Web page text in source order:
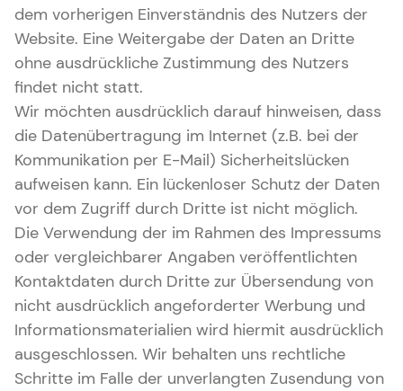
dem vorherigen Einverständnis des Nutzers der
Website. Eine Weitergabe der Daten an Dritte
ohne ausdrückliche Zustimmung des Nutzers
findet nicht statt.
Wir möchten ausdrücklich darauf hinweisen, dass
die Datenübertragung im Internet (z.B. bei der
Kommunikation per E-Mail) Sicherheitslücken
aufweisen kann. Ein lückenloser Schutz der Daten
vor dem Zugriff durch Dritte ist nicht möglich.
Die Verwendung der im Rahmen des Impressums
oder vergleichbarer Angaben veröffentlichten
Kontaktdaten durch Dritte zur Übersendung von
nicht ausdrücklich angeforderter Werbung und
Informationsmaterialien wird hiermit ausdrücklich
ausgeschlossen. Wir behalten uns rechtliche
Schritte im Falle der unverlangten Zusendung von